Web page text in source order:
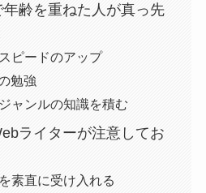
齢を重ねた人が真っ先
ピードのアップ
勉強
ャンルの知識を積む
ライターが注意してお
素直に受け入れる